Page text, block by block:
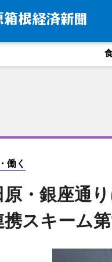
働く
原・銀座通
携スキーム